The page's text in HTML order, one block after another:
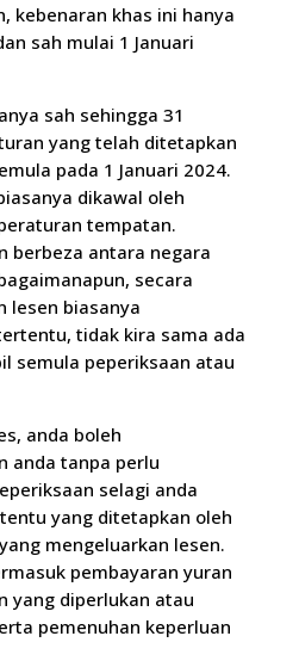
kebenaran khas ini hanya
sah mulai 1 Januari
sah sehingga 31
yang telah ditetapkan
pada 1 Januari 2024.
dikawal oleh
tempatan.
berbeza antara negara
secara
lesen biasanya
tidak kira sama ada
semula peperiksaan atau
anda boleh
anda tanpa perlu
selagi anda
yang ditetapkan oleh
mengeluarkan lesen.
pembayaran yuran
yang diperlukan atau
pemenuhan keperluan